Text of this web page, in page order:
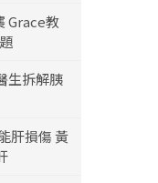
Grace教
生拆解胰
肝損傷 黃